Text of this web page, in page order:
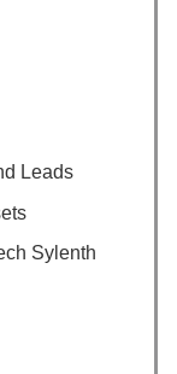
Leads
Sylenth